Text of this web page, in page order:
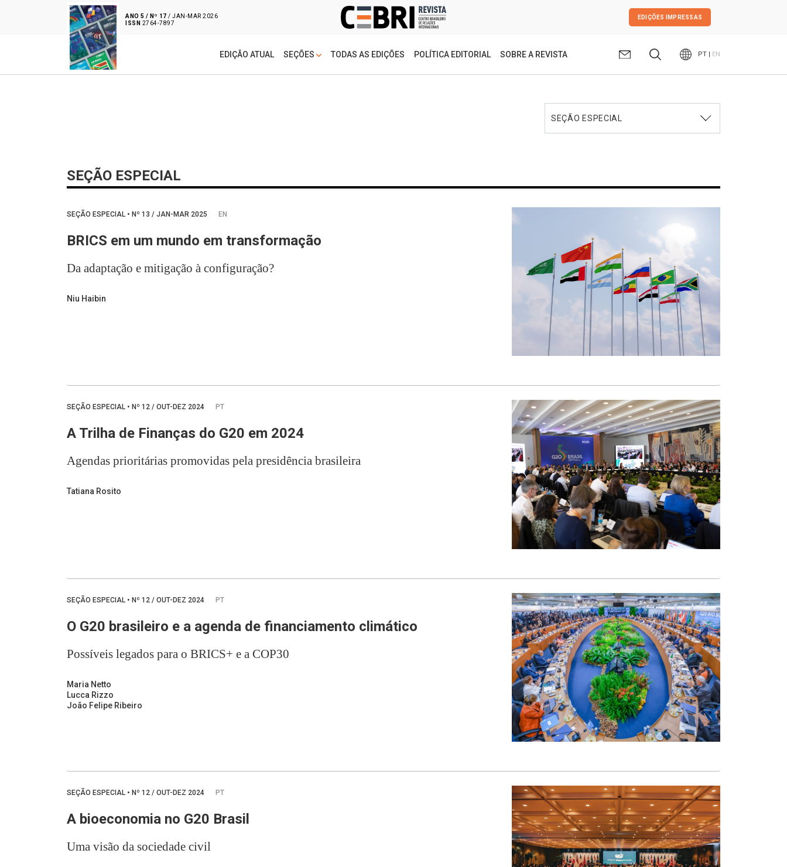
ANO 5 / Nº 17 / JAN-MAR 2026
ISSN 2764-7897
EDIÇÕES IMPRESSAS
EDIÇÃO ATUAL SEÇÕES TODAS AS EDIÇÕES POLÍTICA EDITORIAL SOBRE A REVISTA PT | EN
SEÇÃO ESPECIAL
ARTIGOS ACADÊMICOS
RESENHAS DE LIVROS
ENTREVISTAS
MEMÓRIA
ANÁLISES DE CONJUNTURA
SEÇÃO ESPECIAL
SEÇÃO ESPECIAL • Nº 13 / JAN-MAR 2025 EN
BRICS em um mundo em transformação
Da adaptação e mitigação à configuração?
Niu Haibin
SEÇÃO ESPECIAL • Nº 12 / OUT-DEZ 2024 PT
A Trilha de Finanças do G20 em 2024
Agendas prioritárias promovidas pela presidência brasileira
Tatiana Rosito
SEÇÃO ESPECIAL • Nº 12 / OUT-DEZ 2024 PT
O G20 brasileiro e a agenda de financiamento climático
Possíveis legados para o BRICS+ e a COP30
Maria Netto
Lucca Rizzo
João Felipe Ribeiro
SEÇÃO ESPECIAL • Nº 12 / OUT-DEZ 2024 PT
A bioeconomia no G20 Brasil
Uma visão da sociedade civil